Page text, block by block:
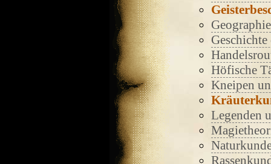
Geographie
Geschichte
Höfische
Kneipen
Legenden